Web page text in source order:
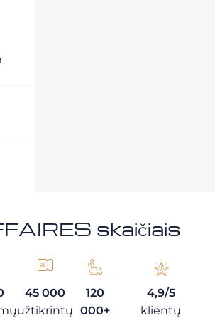
skaičiais
45 000
užtikrintų
120
000+
4,9/5
klientų